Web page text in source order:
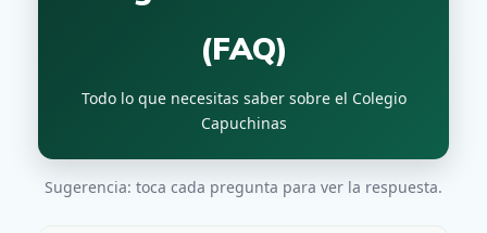
(FAQ)
Todo lo que necesitas saber sobre el Colegio
Capuchinas
Sugerencia: toca cada pregunta para ver la respuesta.